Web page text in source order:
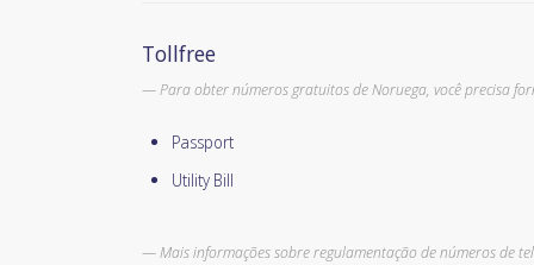
Tollfree
Para obter números gratuitos de Noruega, você precisa
Passport
Utility Bill
Mais informações sobre regulamentação de números de